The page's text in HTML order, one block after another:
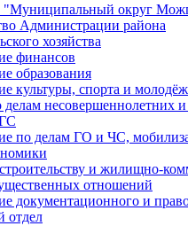
округ
Администрации района
хозяйства
финансов
образования
культуры, спорта и
делам несовершеннолетних
по делам ГО и ЧС,
и жилищно-
отношений
документационного и
отдел